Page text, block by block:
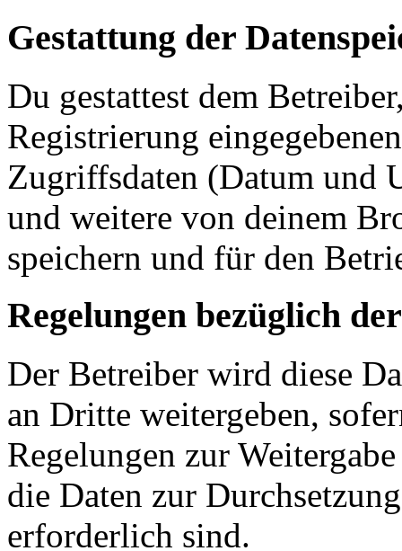
Gestattung der
Du gestattest dem
Registrierung
Zugriffsdaten (Datum und
und weitere von deinem
speichern und für den
Regelungen bezüglich
Der Betreiber wird diese
an Dritte weitergeben,
Regelungen zur
die Daten zur
erforderlich sind.